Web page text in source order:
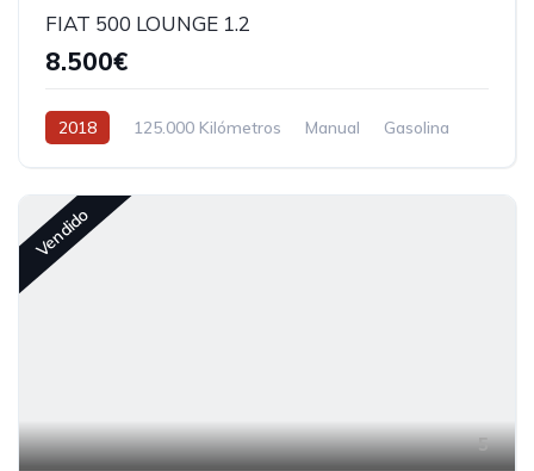
FIAT 500 LOUNGE 1.2
8.500€
2018 125.000 Kilómetros Manual Gasolina
Vendido
5